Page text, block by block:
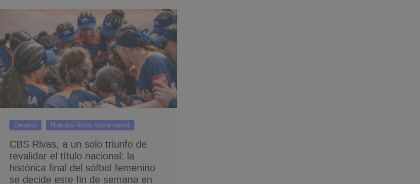
Deporte Noticias Rivas Vaciamadrid
CBS Rivas, a un solo triunfo de
revalidar el título nacional: la
histórica final del sófbol femenino
se decide este fin de semana en